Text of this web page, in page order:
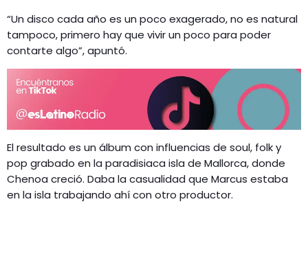
“Un disco cada año es un poco exagerado, no es natural
tampoco, primero hay que vivir un poco para poder
contarte algo”, apuntó.
El resultado es un álbum con influencias de soul, folk y
pop grabado en la paradisiaca isla de Mallorca, donde
Chenoa creció. Daba la casualidad que Marcus estaba
en la isla trabajando ahí con otro productor.